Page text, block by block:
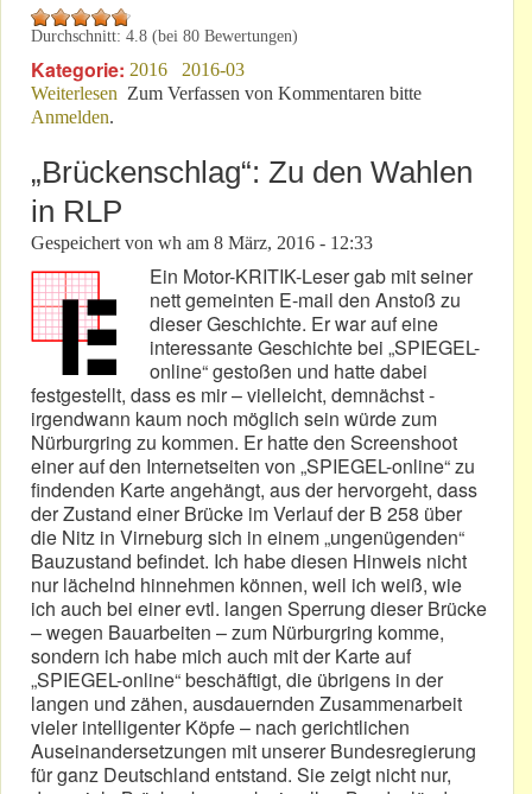
Durchschnitt: 4.8 (bei 80 Bewertungen)
Kategorie: 2016
2016-03
Weiterlesen über Nürburgring 2016: Ein-, An-, Aussichten
Zum Verfassen von Kommentaren bitte
Anmelden.
„Brückenschlag“: Zu den Wahlen
in RLP
Gespeichert von wh am 8 März, 2016 - 12:33
Ein Motor-KRITIK-Leser gab mit seiner
nett gemeinten E-mail den Anstoß zu
dieser Geschichte. Er war auf eine
interessante Geschichte bei „SPIEGEL-
online“ gestoßen und hatte dabei
festgestellt, dass es mir – vielleicht, demnächst -
irgendwann kaum noch möglich sein würde zum
Nürburgring zu kommen. Er hatte den Screenshoot
einer auf den Internetseiten von „SPIEGEL-online“ zu
findenden Karte angehängt, aus der hervorgeht, dass
der Zustand einer Brücke im Verlauf der B 258 über
die Nitz in Virneburg sich in einem „ungenügenden“
Bauzustand befindet. Ich habe diesen Hinweis nicht
nur lächelnd hinnehmen können, weil ich weiß, wie
ich auch bei einer evtl. langen Sperrung dieser Brücke
– wegen Bauarbeiten – zum Nürburgring komme,
sondern ich habe mich auch mit der Karte auf
„SPIEGEL-online“ beschäftigt, die übrigens in der
langen und zähen, ausdauernden Zusammenarbeit
vieler intelligenter Köpfe – nach gerichtlichen
Auseinandersetzungen mit unserer Bundesregierung
für ganz Deutschland entstand. Sie zeigt nicht nur,